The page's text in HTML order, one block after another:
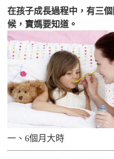
在孩子成長過程中，有三
候，寶媽要知道。
一、6個月大時